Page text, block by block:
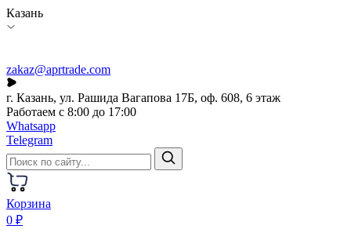
Казань
zakaz@aprtrade.com
г. Казань, ул. Рашида Вагапова 17Б, оф. 608, 6 этаж
Работаем с 8:00 до 17:00
Whatsapp
Telegram
Корзина
0 ₽